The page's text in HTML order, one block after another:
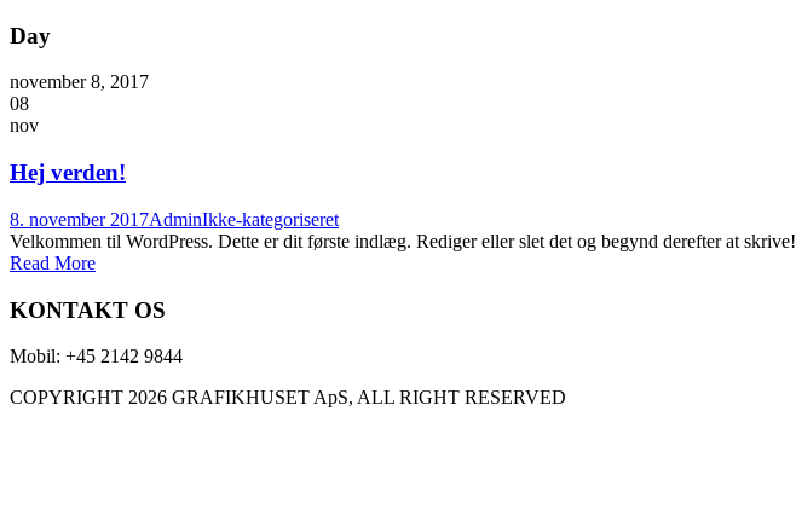
Day
november 8, 2017
08
nov
Hej verden!
8. november 2017AdminIkke-kategoriseret
Velkommen til WordPress. Dette er dit første indlæg. Rediger eller slet det og begynd derefter at skrive!
Read More
KONTAKT OS
Mobil: +45 2142 9844
COPYRIGHT 2026 GRAFIKHUSET ApS, ALL RIGHT RESERVED